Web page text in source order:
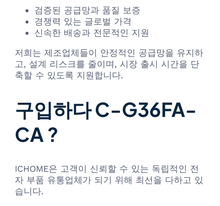
검증된 공급망과 품질 보증
경쟁력 있는 글로벌 가격
신속한 배송과 전문적인 지원
저희는 제조업체들이 안정적인 공급망을 유지하
고, 설계 리스크를 줄이며, 시장 출시 시간을 단
축할 수 있도록 지원합니다.
구입하다 C-G36FA-
CA ?
ICHOME은 고객이 신뢰할 수 있는 독립적인 전
자 부품 유통업체가 되기 위해 최선을 다하고 있
습니다.